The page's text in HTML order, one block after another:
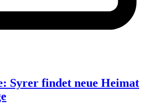
Syrer findet neue Heimat